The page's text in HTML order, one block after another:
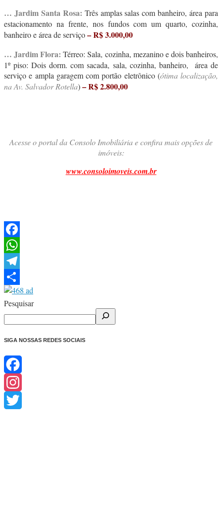
… Jardim Santa Rosa: Três amplas salas com banheiro, área para
estacionamento na frente, nos fundos com um quarto, cozinha,
banheiro e área de serviço– R$ 3.000,00
… Jardim Flora: Térreo: Sala, cozinha, mezanino e dois banheiros,
1º piso: Dois dorm. com sacada, sala, cozinha, banheiro, área de
serviço e ampla garagem com portão eletrônico (ótima localização,
na Av. Salvador Rotella)– R$ 2.800,00
Acesse o portal da Consolo Imobiliária e confira mais opções de
imóveis:
www.consoloimoveis.com.br
Facebook
WhatsApp
Telegram
Share
Pesquisar
SIGA NOSSAS REDES SOCIAIS
Facebook
Instagram